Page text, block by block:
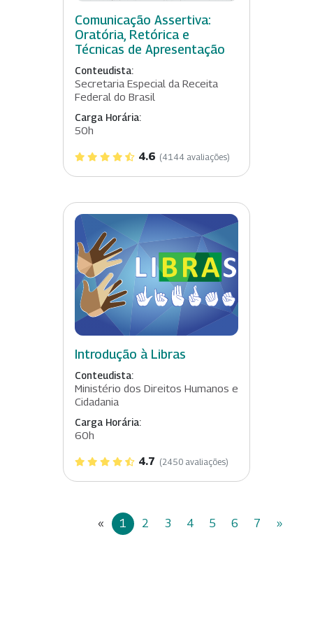
Comunicação Assertiva:
Oratória, Retórica e
Técnicas de Apresentação
Conteudista:
Secretaria Especial da Receita
Federal do Brasil
Carga Horária:
50h
4.6 (4144 avaliações)
Introdução à Libras
Conteudista:
Ministério dos Direitos Humanos e
Cidadania
Carga Horária:
60h
4.7 (2450 avaliações)
« 1 2 3 4 5 6 7 »